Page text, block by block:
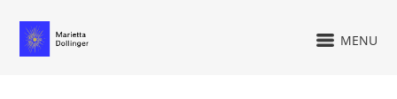
MENU